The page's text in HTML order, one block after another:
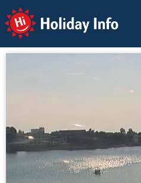
Holiday Info